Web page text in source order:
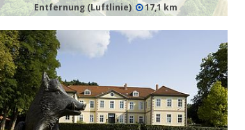
Entfernung (Luftlinie) 17,1 km